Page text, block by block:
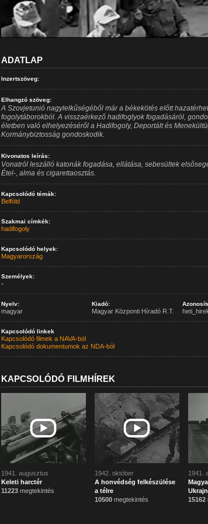
ADATLAP
Inzertszöveg:
Elhangzó szöveg:
A Szovjetunió nagylelkűségéből már a békekötés előtt
fogolytáborokból. A visszaérkező hadifoglyok fogadásáról,
életben való elhelyezéséről a Hadifogoly, Deportált és
Kormánybiztosság gondoskodik.
Kivonatos leírás:
Vonatról leszálló katonák fogadása, ellátása, sebesültek
Étel-, alma és cigarettaosztás.
Kapcsolódó témák:
Belföld
Szakmai címkék:
hadifogoly
Kapcsolódó helyek:
Magyarország
Személyek:
-
Nyelv:
magyar
Kiadó:
Magyar Központi Híradó R.T.
Kapcsolódó linkek
Kapcsolódó filmek a NAVA-ból
Kapcsolódó dokumentumok az NDA-ból
KAPCSOLÓDÓ FILMHÍREK
1941. augusztus
Keleti harctér
11223megtekintés
1942. október
A honvédség felkészülése
a télre
10500megtekintés
1941.
15162